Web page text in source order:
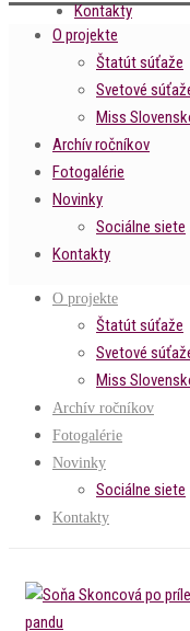
Kontakty
O projekte
Štatút súťaže
Svetové
Miss
Archív ročníkov
Fotogalérie
Novinky
Sociálne siete
Kontakty
O projekte
Štatút súťaže
Svetové
Miss
Archív ročníkov
Fotogalérie
Novinky
Sociálne siete
Kontakty